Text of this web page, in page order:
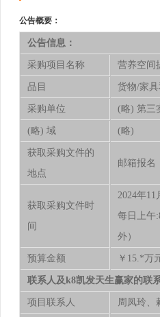
公告概要：
公告信息：
采购项目名称 营养空间
品目 货物/家
采购单位 (略) 第三
(略) 域 (略)
获取采购文件的
地点
邮箱报名
获取采购文件时
间
2024年11
每日上午
外）
预算金额 ￥15.*万
联系人及k8凯发天生赢家的联
项目联系人 周凤玲、